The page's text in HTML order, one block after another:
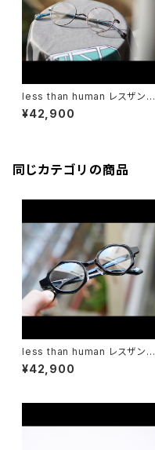
less than human レスザンヒ
ューマン 1buセ04g メガネ 丸
メガネ 眼鏡 一山
¥42,900
同じカテゴリの商品
less than human レスザンヒ
ューマン 明鏡止水 メガネ 丸メ
ガネ 眼鏡 多角形
¥42,900